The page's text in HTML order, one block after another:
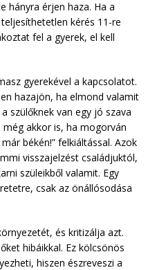
hányra érjen haza. Ha a
kérés 11-re
fel a gyerek, el kell
gyerekével a kapcsolatot.
hazajön, ha elmond valamit
szülőknek van egy jó szava
akkor is, ha mogorván
békén!” felkiáltással. Azok
visszajelzést családjuktól,
szüleikből valamit. Egy
csak az önállósodása
és kritizálja azt.
hibáikkal. Ez kölcsönös
hiszen észreveszi a